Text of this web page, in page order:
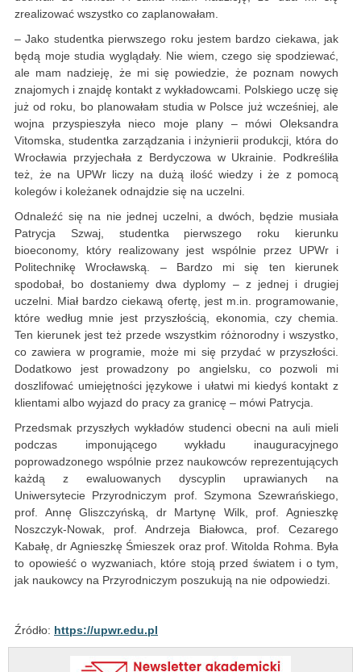
zrealizować wszystko co zaplanowałam.
– Jako studentka pierwszego roku jestem bardzo ciekawa, jak
będą moje studia wyglądały. Nie wiem, czego się spodziewać,
ale mam nadzieję, że mi się powiedzie, że poznam nowych
znajomych i znajdę kontakt z wykładowcami. Polskiego uczę się
już od roku, bo planowałam studia w Polsce już wcześniej, ale
wojna przyspieszyła nieco moje plany – mówi Oleksandra
Vitomska, studentka zarządzania i inżynierii produkcji, która do
Wrocławia przyjechała z Berdyczowa w Ukrainie. Podkreśliła
też, że na UPWr liczy na dużą ilość wiedzy i że z pomocą
kolegów i koleżanek odnajdzie się na uczelni.
Odnaleźć się na nie jednej uczelni, a dwóch, będzie musiała
Patrycja Szwaj, studentka pierwszego roku kierunku
bioeconomy, który realizowany jest wspólnie przez UPWr i
Politechnikę Wrocławską. – Bardzo mi się ten kierunek
spodobał, bo dostaniemy dwa dyplomy – z jednej i drugiej
uczelni. Miał bardzo ciekawą ofertę, jest m.in. programowanie,
które według mnie jest przyszłością, ekonomia, czy chemia.
Ten kierunek jest też przede wszystkim różnorodny i wszystko,
co zawiera w programie, może mi się przydać w przyszłości.
Dodatkowo jest prowadzony po angielsku, co pozwoli mi
doszlifować umiejętności językowe i ułatwi mi kiedyś kontakt z
klientami albo wyjazd do pracy za granicę – mówi Patrycja.
Przedsmak przyszłych wykładów studenci obecni na auli mieli
podczas imponującego wykładu inauguracyjnego
poprowadzonego wspólnie przez naukowców reprezentujących
każdą z ewaluowanych dyscyplin uprawianych na
Uniwersytecie Przyrodniczym prof. Szymona Szewrańskiego,
prof. Annę Gliszczyńską, dr Martynę Wilk, prof. Agnieszkę
Noszczyk-Nowak, prof. Andrzeja Białowca, prof. Cezarego
Kabałę, dr Agnieszkę Śmieszek oraz prof. Witolda Rohma. Była
to opowieść o wyzwaniach, które stoją przed światem i o tym,
jak naukowcy na Przyrodniczym poszukują na nie odpowiedzi.
Źródło: https://upwr.edu.pl